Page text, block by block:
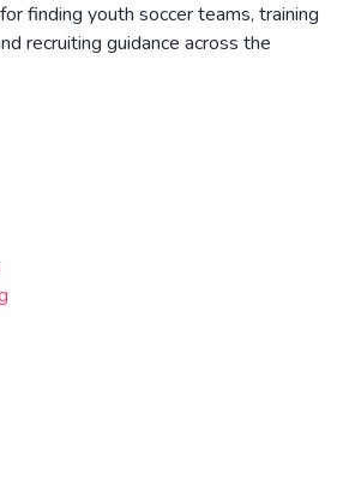
finding youth soccer teams, training
recruiting guidance across the